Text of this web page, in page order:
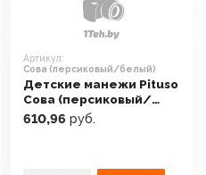
Артикул:
Сова (персиковый/белый)
Детские манежи Pituso
Сова (персиковый/
белый)
610,96 руб.